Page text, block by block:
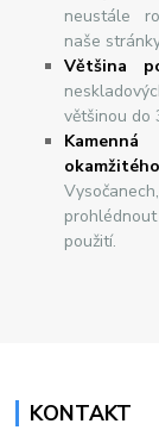
neustále
naše
Většina
většinou do
použití.
KONTAKT